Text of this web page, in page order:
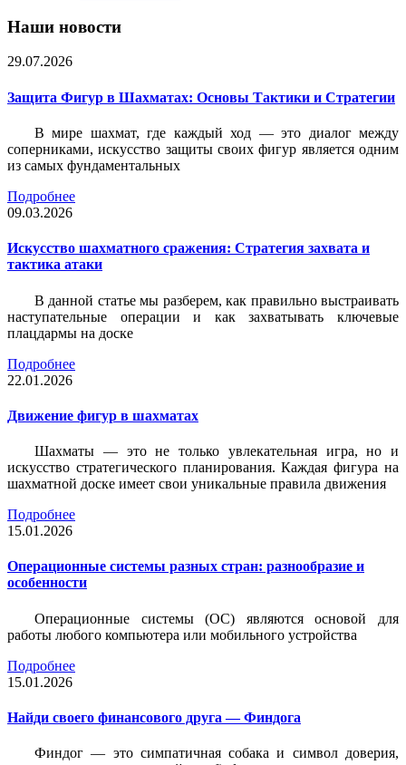
Наши новости
29.07.2026
Защита Фигур в Шахматах: Основы Тактики и Стратегии
В мире шахмат, где каждый ход — это диалог между
соперниками, искусство защиты своих фигур является одним
из самых фундаментальных
Подробнее
09.03.2026
Искусство шахматного сражения: Стратегия захвата и
тактика атаки
В данной статье мы разберем, как правильно выстраивать
наступательные операции и как захватывать ключевые
плацдармы на доске
Подробнее
22.01.2026
Движение фигур в шахматах
Шахматы — это не только увлекательная игра, но и
искусство стратегического планирования. Каждая фигура на
шахматной доске имеет свои уникальные правила движения
Подробнее
15.01.2026
Операционные системы разных стран: разнообразие и
особенности
Операционные системы (ОС) являются основой для
работы любого компьютера или мобильного устройства
Подробнее
15.01.2026
Найди своего финансового друга — Финдога
Финдог — это симпатичная собака и символ доверия,